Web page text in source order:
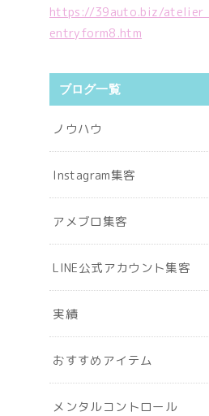
https://39auto.biz/
entryform8.htm
ブログ一覧
ノウハウ
Instagram集客
アメブロ集客
LINE公式アカウント集客
実績
おすすめアイテム
メンタルコントロール